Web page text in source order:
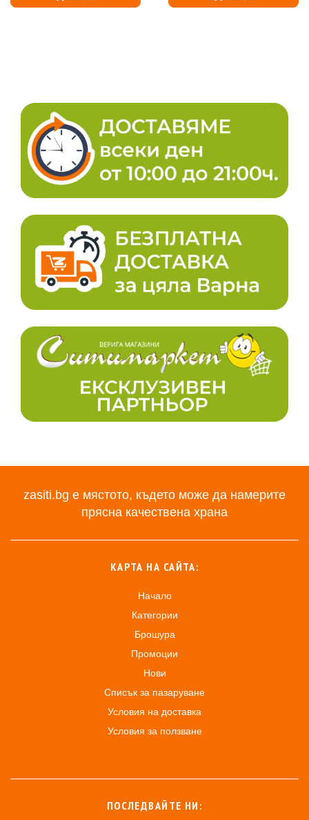
zasiti.bg е мястото, където може да намерите
прясна качествена храна
КАРТА НА САЙТА:
Начало
Категории
Брошура
Промоции
Нови
Списък за пазаруване
Условия на доставка
Условия за ползване
ПОСЛЕДВАЙТЕ НИ: